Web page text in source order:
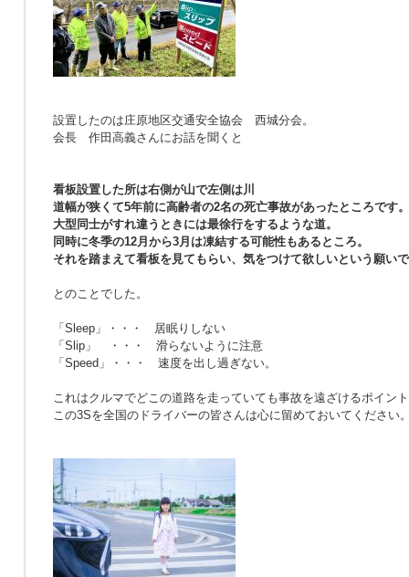
設置したのは庄原地区交通安全協会 西城分会。
会長 作田高義さんにお話を聞くと
看板設置した所は右側が山で左側は川
道幅が狭くて5年前に高齢者の2名の死亡事故があったところです。
大型同士がすれ違うときには最徐行をするような道。
同時に冬季の12月から3月は凍結する可能性もあるところ。
それを踏まえて看板を見てもらい、気をつけて欲しいという願い
とのことでした。
「Sleep」・・・ 居眠りしない
「Slip」 ・・・ 滑らないように注意
「Speed」・・・ 速度を出し過ぎない。
これはクルマでどこの道路を走っていても事故を遠ざけるポイン
この3Sを全国のドライバーの皆さんは心に留めておいてください